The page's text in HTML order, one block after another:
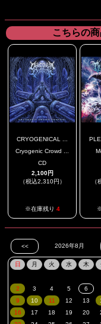
こちらの
CRYOGENICAL ...
Cryogenic Crowd ...
CD
2,100円
（税込2,310円）
※在庫残り 4
（